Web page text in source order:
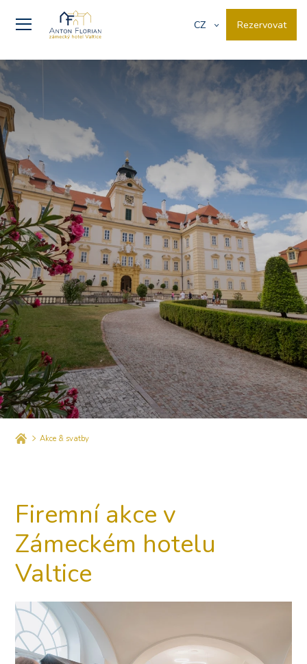
CZ Rezervovat
Akce & svatby
Firemní akce v
Zámeckém hotelu
Valtice